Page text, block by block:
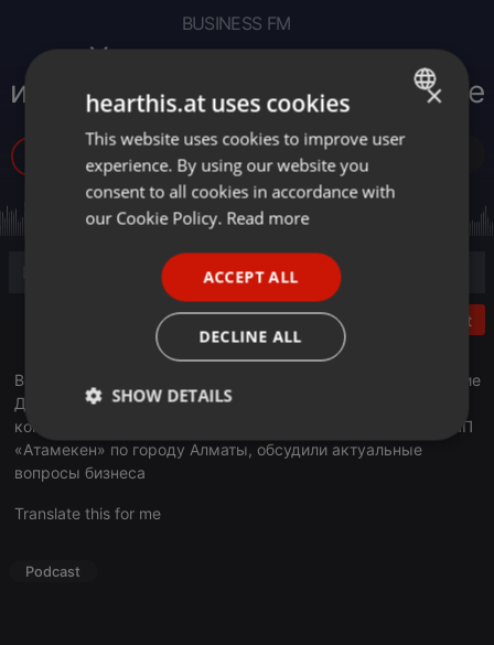
BUSINESS FM
«У нас – учет»: развитие
импортозамещения в Казахстане
Post
В эфире очередной выпуск рубрики «У нас – учет». Ведущие
Данияр Даутов и Максим Барышев, основатель группы
компаний Учет.kz, председатель регионального совета НПП
«Атамекен» по городу Алматы, обсудили актуальные
вопросы бизнеса
Translate this for me
Podcast
ENGLISH
GERMAN
×
hearthis.at uses cookies
This website uses cookies to improve user
experience. By using our website you
consent to all cookies in accordance with
our Cookie Policy. Read more
ACCEPT ALL
DECLINE ALL
SHOW DETAILS
Strictly
necessary
Targeting Functionality